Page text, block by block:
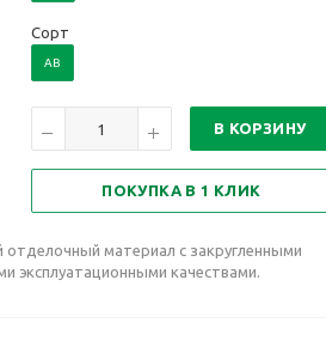
Сорт
AB
В КОРЗИНУ
ПОКУПКА В 1 КЛИК
материал с закругленными
эксплуатационными качествами.